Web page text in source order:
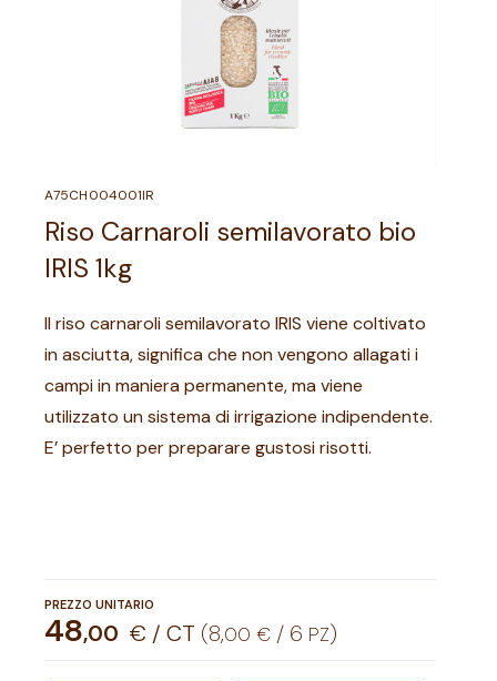
A75CH004001IR
Riso Carnaroli semilavorato bio
IRIS 1kg
Il riso carnaroli semilavorato IRIS viene coltivato
in asciutta, significa che non vengono allagati i
campi in maniera permanente, ma viene
utilizzato un sistema di irrigazione indipendente.
E’ perfetto per preparare gustosi risotti.
PREZZO UNITARIO
48,00 € / CT (8,00 € / 6 PZ)